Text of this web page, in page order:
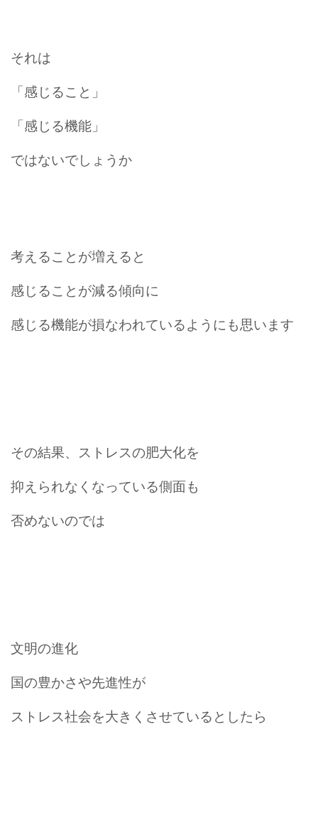
それは
「感じること」
「感じる機能」
ではないでしょうか
考えることが増えると
感じることが減る傾向に
感じる機能が損なわれているようにも思います
その結果、ストレスの肥大化を
抑えられなくなっている側面も
否めないのでは
文明の進化
国の豊かさや先進性が
ストレス社会を大きくさせているとしたら